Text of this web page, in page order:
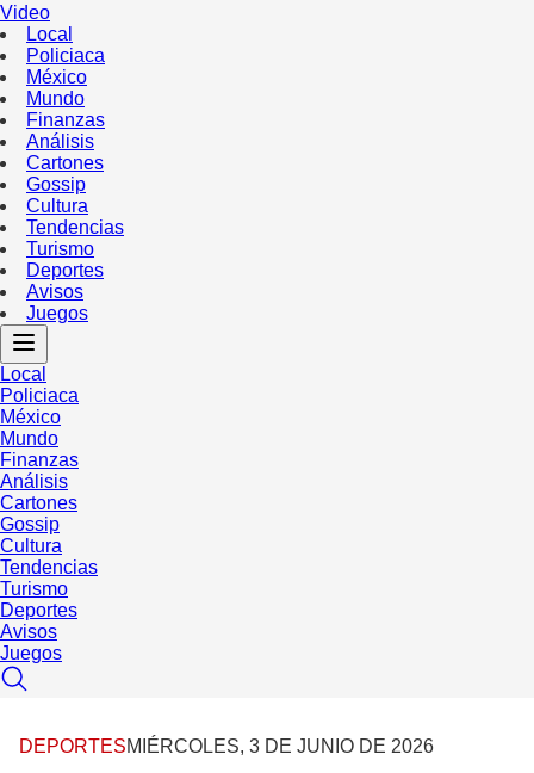
Video
Local
Policiaca
México
Mundo
Finanzas
Análisis
Cartones
Gossip
Cultura
Tendencias
Turismo
Deportes
Avisos
Juegos
Local
Policiaca
México
Mundo
Finanzas
Análisis
Cartones
Gossip
Cultura
Tendencias
Turismo
Deportes
Avisos
Juegos
DEPORTESMIÉRCOLES, 3 DE JUNIO DE 2026